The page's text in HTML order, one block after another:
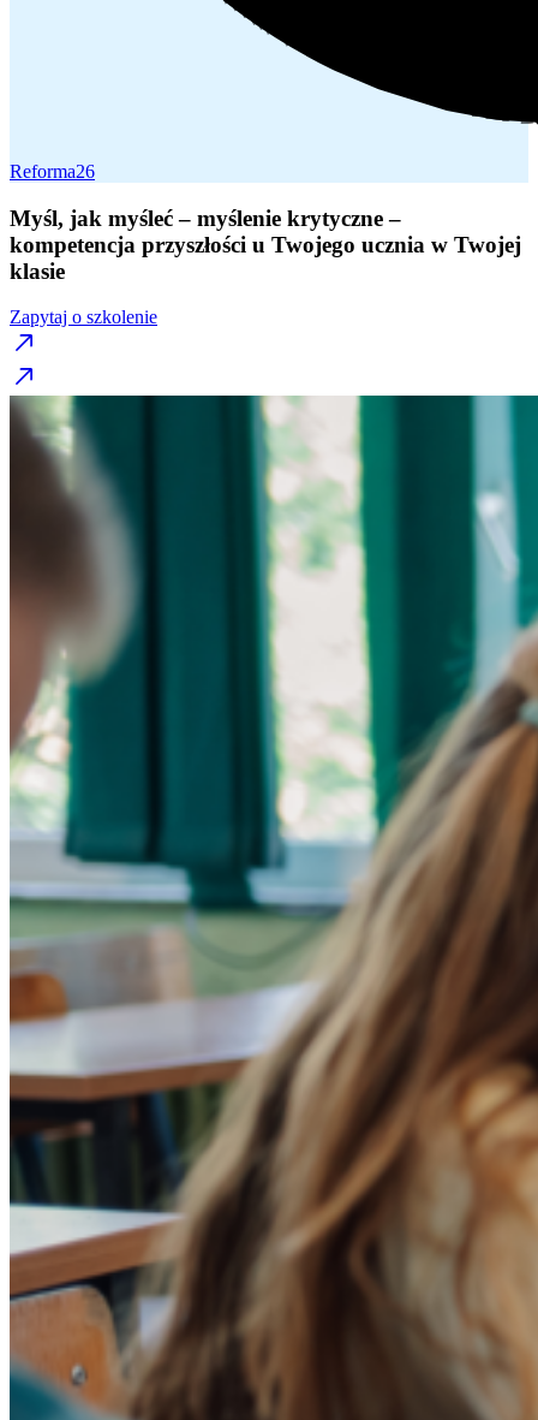
Reforma26
Myśl, jak myśleć – myślenie krytyczne –
kompetencja przyszłości u Twojego ucznia w Twojej
klasie
Zapytaj o szkolenie